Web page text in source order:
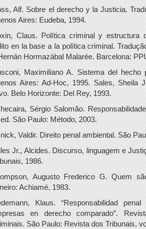
Alf. Sobre el derecho y la Justicia.
Aires: Eudeba, 1994.
Claus. Política criminal y estructura
en la base a la política criminal.
Hormazábal Malarée. Barcelona:
Maximiliano A. Sistema del hecho
Aires: Ad-Hoc, 1995. Sales, Sheila
Belo Horizonte: Del Rey, 1993.
Sérgio Salomão.
São Paulo: Método, 2003.
Valdir. Direito penal ambiental. São
Jr., Alcides. Discurso, linguagem e
1986.
Augusto Frederico G. Quem
Achiamé, 1983.
Klaus. “Responsabilidad
en derecho comparado”.
São Paulo: Revista dos Tribunais,